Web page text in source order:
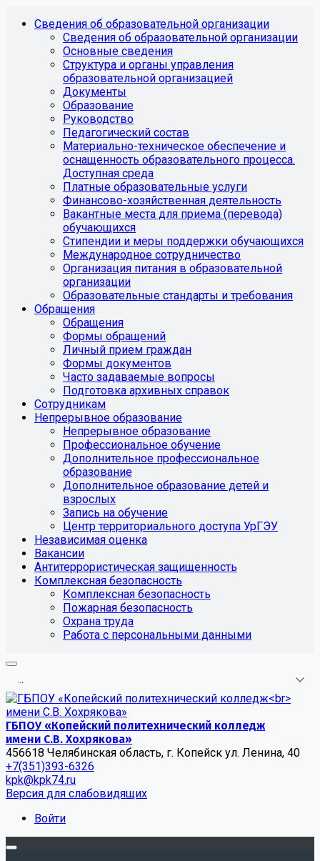
Сведения об образовательной организации
Сведения об образовательной организации
Основные сведения
Структура и органы управления
образовательной организацией
Документы
Образование
Руководство
Педагогический состав
Материально-техническое обеспечение и
оснащенность образовательного процесса.
Доступная среда
Платные образовательные услуги
Финансово-хозяйственная деятельность
Вакантные места для приема (перевода)
обучающихся
Стипендии и меры поддержки обучающихся
Международное сотрудничество
Организация питания в образовательной
организации
Образовательные стандарты и требования
Обращения
Обращения
Формы обращений
Личный прием граждан
Формы документов
Часто задаваемые вопросы
Подготовка архивных справок
Сотрудникам
Непрерывное образование
Непрерывное образование
Профессиональное обучение
Дополнительное профессиональное
образование
Дополнительное образование детей и
взрослых
Запись на обучение
Центр территориального доступа УрГЭУ
Независимая оценка
Вакансии
Антитеррористическая защищенность
Комплексная безопасность
Комплексная безопасность
Пожарная безопасность
Охрана труда
Работа с персональными данными
...
ГБПОУ «Копейский политехнический колледж
имени С.В. Хохрякова»
456618 Челябинская область, г. Копейск ул. Ленина, 40
+7(351)393-6326
kpk@kpk74.ru
Версия для слабовидящих
Войти